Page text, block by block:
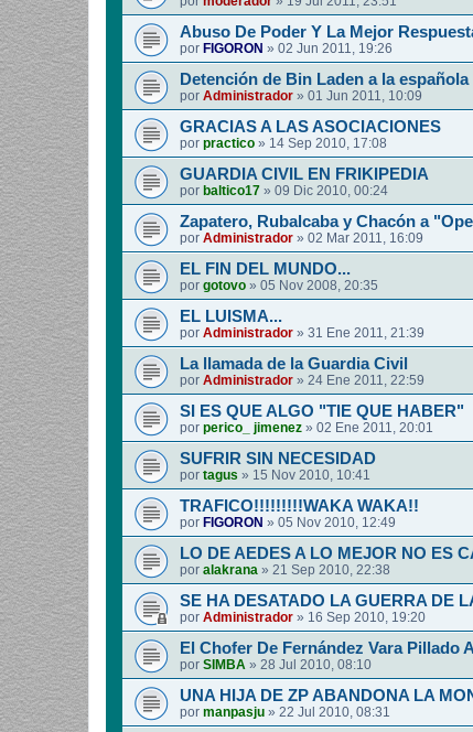
Abuso De Poder Y La Mejor
por FIGORON » 02 Jun 2011, 19:26
Detención de Bin Laden a la española
por Administrador » 01 Jun 2011, 10:09
GRACIAS A LAS ASOCIACIONES
por practico » 14 Sep 2010, 17:08
GUARDIA CIVIL EN FRIKIPEDIA
por baltico17 » 09 Dic 2010, 00:24
Zapatero, Rubalcaba y Chacón a
por Administrador » 02 Mar 2011, 16:09
EL FIN DEL MUNDO...
por gotovo » 05 Nov 2008, 20:35
EL LUISMA...
por Administrador » 31 Ene 2011, 21:39
La llamada de la Guardia Civil
por Administrador » 24 Ene 2011, 22:59
SI ES QUE ALGO "TIE QUE HABER"
por perico_ jimenez » 02 Ene 2011, 20:01
SUFRIR SIN NECESIDAD
por tagus » 15 Nov 2010, 10:41
TRAFICO!!!!!!!!!WAKA WAKA!!
por FIGORON » 05 Nov 2010, 12:49
LO DE AEDES A LO MEJOR NO ES
por alakrana » 21 Sep 2010, 22:38
SE HA DESATADO LA GUERRA DE
por Administrador » 16 Sep 2010, 19:20
El Chofer De Fernández Vara Pillado
por SIMBA » 28 Jul 2010, 08:10
UNA HIJA DE ZP ABANDONA LA
por manpasju » 22 Jul 2010, 08:31